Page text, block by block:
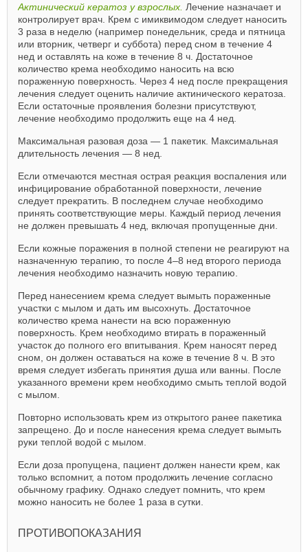
Актинический кератоз у взрослых. Лечение назначает и
контролирует врач. Крем с имиквимодом следует наносить
3 раза в неделю (например понедельник, среда и пятница
или вторник, четверг и суббота) перед сном в течение 4
нед и оставлять на коже в течение 8 ч. Достаточное
количество крема необходимо наносить на всю
пораженную поверхность. Через 4 нед после прекращения
лечения следует оценить наличие актинического кератоза.
Если остаточные проявления болезни присутствуют,
лечение необходимо продолжить еще на 4 нед.
Максимальная разовая доза — 1 пакетик. Максимальная
длительность лечения — 8 нед.
Если отмечаются местная острая реакция воспаления или
инфицирование обработанной поверхности, лечение
следует прекратить. В последнем случае необходимо
принять соответствующие меры. Каждый период лечения
не должен превышать 4 нед, включая пропущенные дни.
Если кожные поражения в полной степени не реагируют на
назначенную терапию, то после 4–8 нед второго периода
лечения необходимо назначить новую терапию.
Перед нанесением крема следует вымыть пораженные
участки с мылом и дать им высохнуть. Достаточное
количество крема нанести на всю пораженную
поверхность. Крем необходимо втирать в пораженный
участок до полного его впитывания. Крем наносят перед
сном, он должен оставаться на коже в течение 8 ч. В это
время следует избегать принятия душа или ванны. После
указанного времени крем необходимо смыть теплой водой
с мылом.
Повторно использовать крем из открытого ранее пакетика
запрещено. До и после нанесения крема следует вымыть
руки теплой водой с мылом.
Если доза пропущена, пациент должен нанести крем, как
только вспомнит, а потом продолжить лечение согласно
обычному графику. Однако следует помнить, что крем
можно наносить не более 1 раза в сутки.
ПРОТИВОПОКАЗАНИЯ